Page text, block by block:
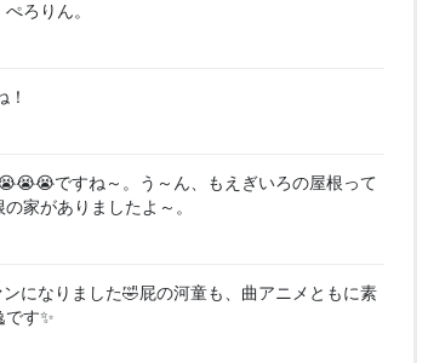
ろりん。
ですね～。う～ん、もえぎいろの屋根って
家がありましたよ～。
になりました🤣屁の河童も、曲アニメともに素
す✨